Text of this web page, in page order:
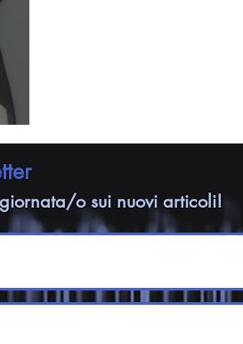
o sui nuovi articoli!